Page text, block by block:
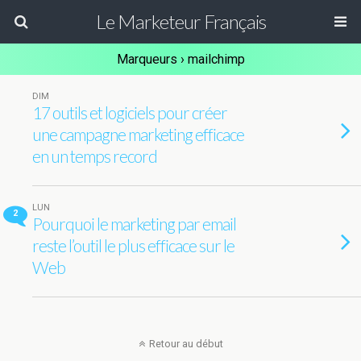
Le Marketeur Français
Marqueurs › mailchimp
DIM
17 outils et logiciels pour créer
une campagne marketing efficace
en un temps record
2
LUN
Pourquoi le marketing par email
reste l’outil le plus efficace sur le
Web
Retour au début